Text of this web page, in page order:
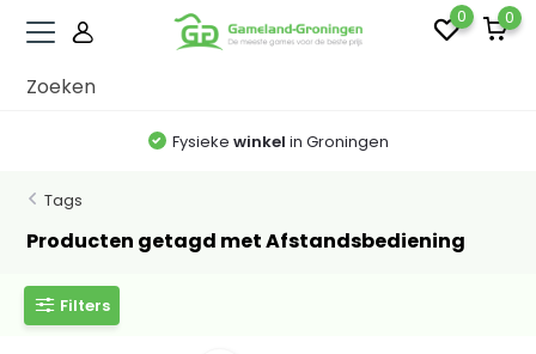
0 0
Fysieke winkel in Groningen
Tags
Producten getagd met Afstandsbediening
Filters